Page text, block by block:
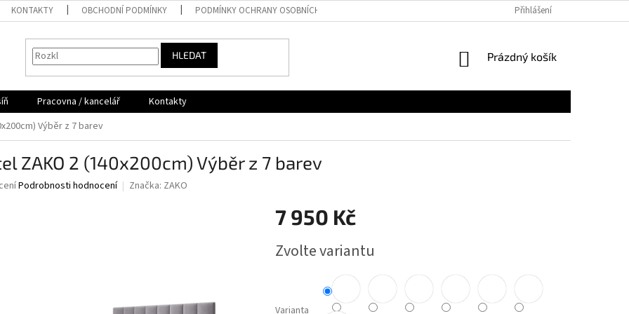
KONTAKTY OBCHODNÍ PODMÍNKY PODMÍNKY OCHRANY OSOBNÍCH ÚDAJŮ Přihlášení
HLEDAT
NÁKUPNÍ
Prázdný košík
Pracovna / kancelář
Kontakty
Výběr z 7 barev
ZAKO 2 (140x200cm) Výběr z 7 barev
Podrobnosti hodnocení Značka: ZAKO
7 950 Kč
cena:
Zvolte variantu
Varianta